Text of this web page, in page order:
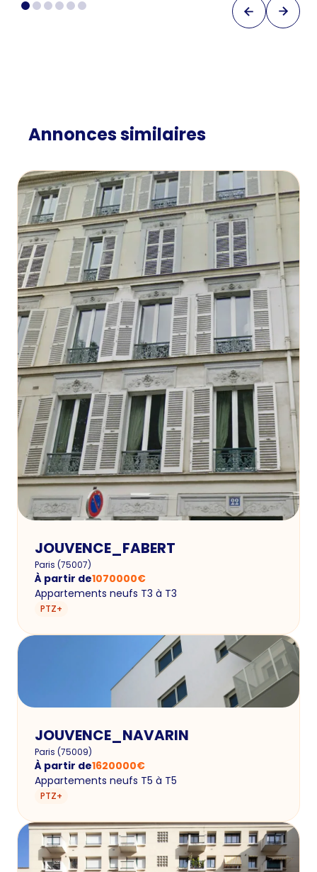
Annonces similaires
JOUVENCE_FABERT
Paris (75007)
À partir de1070000€
Appartements neufs T3 à T3
PTZ+
JOUVENCE_NAVARIN
Paris (75009)
À partir de1620000€
Appartements neufs T5 à T5
PTZ+